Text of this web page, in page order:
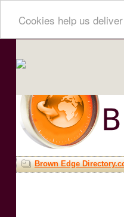
Cookies help us
Brown Edge